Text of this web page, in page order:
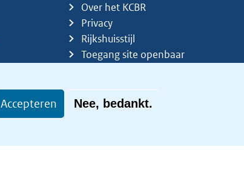
Accepteren Nee, bedankt.
Over het KCBR
Privacy
Rijkshuisstijl
Toegang site openbaar